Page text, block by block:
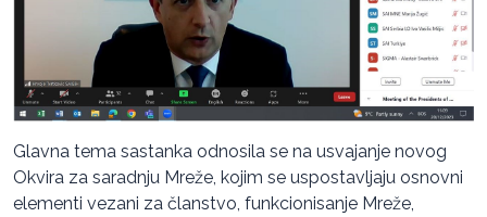
Glavna tema sastanka odnosila se na usvajanje novog
Okvira za saradnju Mreže, kojim se uspostavljaju osnovni
elementi vezani za članstvo, funkcionisanje Mreže,